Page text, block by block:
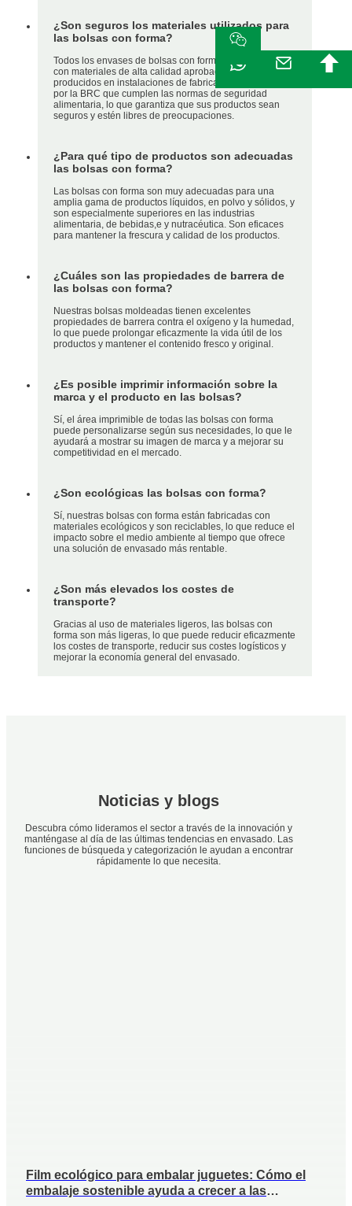
¿Son seguros los materiales utilizados para
las bolsas con forma?
Todos los envases de bolsas con forma están fabricados
con materiales de alta calidad aprobados por la FDA y
producidos en instalaciones de fabricación certificadas
por la BRC que cumplen las normas de seguridad
alimentaria, lo que garantiza que sus productos sean
seguros y estén libres de preocupaciones.
¿Para qué tipo de productos son adecuadas
las bolsas con forma?
Las bolsas con forma son muy adecuadas para una
amplia gama de productos líquidos, en polvo y sólidos, y
son especialmente superiores en las industrias
alimentaria, de bebidas,e y nutracéutica. Son eficaces
para mantener la frescura y calidad de los productos.
¿Cuáles son las propiedades de barrera de
las bolsas con forma?
Nuestras bolsas moldeadas tienen excelentes
propiedades de barrera contra el oxígeno y la humedad,
lo que puede prolongar eficazmente la vida útil de los
productos y mantener el contenido fresco y original.
¿Es posible imprimir información sobre la
marca y el producto en las bolsas?
Sí, el área imprimible de todas las bolsas con forma
puede personalizarse según sus necesidades, lo que le
ayudará a mostrar su imagen de marca y a mejorar su
competitividad en el mercado.
¿Son ecológicas las bolsas con forma?
Sí, nuestras bolsas con forma están fabricadas con
materiales ecológicos y son reciclables, lo que reduce el
impacto sobre el medio ambiente al tiempo que ofrece
una solución de envasado más rentable.
¿Son más elevados los costes de
transporte?
Gracias al uso de materiales ligeros, las bolsas con
forma son más ligeras, lo que puede reducir eficazmente
los costes de transporte, reducir sus costes logísticos y
mejorar la economía general del envasado.
Noticias y blogs
Descubra cómo lideramos el sector a través de la innovación y
manténgase al día de las últimas tendencias en envasado. Las
funciones de búsqueda y categorización le ayudan a encontrar
rápidamente lo que necesita.
Film ecológico para embalar juguetes: Cómo el
embalaje sostenible ayuda a crecer a las